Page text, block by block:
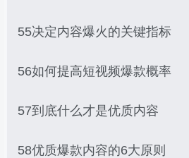
55决定内容爆火的关键指标
56如何提高短视频爆款概率
57到底什么才是优质内容
58优质爆款内容的6大原则